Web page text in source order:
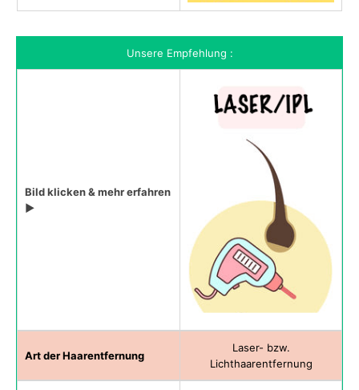
Unsere Empfehlung :
Bild klicken & mehr erfahren
▶
Art der Haarentfernung
Laser- bzw.
Lichthaarentfernung